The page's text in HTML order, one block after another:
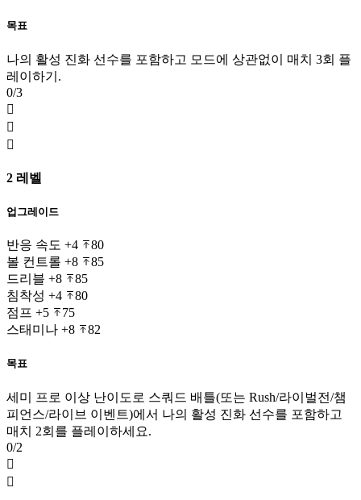
목표
나의 활성 진화 선수를 포함하고 모드에 상관없이 매치 3회 플
레이하기.
0/3



2 레벨
업그레이드
반응 속도 +4
80
볼 컨트롤 +8
85
드리블 +8
85
침착성 +4
80
점프 +5
75
스태미나 +8 82
목표
세미 프로 이상 난이도로 스쿼드 배틀(또는 Rush/라이벌전/챔
피언스/라이브 이벤트)에서 나의 활성 진화 선수를 포함하고
매치 2회를 플레이하세요.
0/2

